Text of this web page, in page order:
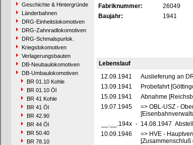
Geschichte & Hintergründe
Länderbahnen
DRG-Einheitslokomotiven
DRG-Zahnradlokomotiven
DRG-Schmalspurlok.
Kriegslokomotiven
Verlagerungsbauten
DB-Neubaulokomotiven
DB-Umbaulokomotiven
BR 01.10 Kohle
BR 01.10 Öl
BR 41 Kohle
BR 41 Öl
BR 42.90
BR 44 Öl
BR 50.40
BR 78.10
Fabriknummer:
26049
Baujahr:
1941
Lebenslauf
12.09.1941
Auslieferung an
13.09.1941
Probefahrt
15.09.1941
Abnahme
19.07.1945
=> OBL-USZ -
__.__.194x - 14.08.1947
10.09.1946
=> HVE -